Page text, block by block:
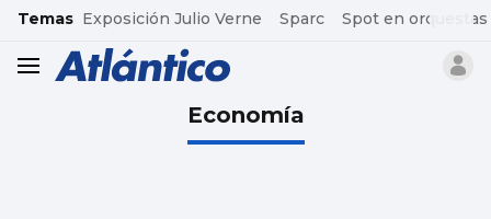
common.go-to-content
Temas Exposición Julio Verne Sparc Spot en orquestas
header.menu.open
Economía